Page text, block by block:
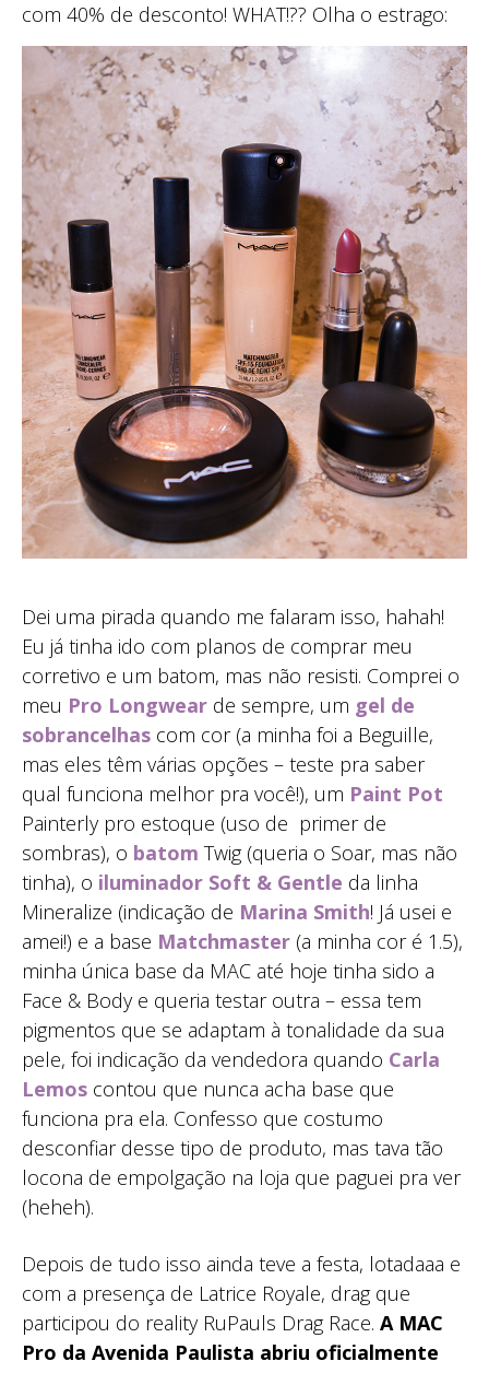
com 40% de desconto! WHAT!?? Olha o estrago:
Dei uma pirada quando me falaram isso, hahah!
Eu já tinha ido com planos de comprar meu
corretivo e um batom, mas não resisti. Comprei o
meu Pro Longwear de sempre, um gel de
sobrancelhas com cor (a minha foi a Beguille,
mas eles têm várias opções – teste pra saber
qual funciona melhor pra você!), um Paint Pot
Painterly pro estoque (uso de primer de
sombras), o batom Twig (queria o Soar, mas não
tinha), o iluminador Soft & Gentle da linha
Mineralize (indicação de Marina Smith! Já usei e
amei!) e a base Matchmaster (a minha cor é 1.5),
minha única base da MAC até hoje tinha sido a
Face & Body e queria testar outra – essa tem
pigmentos que se adaptam à tonalidade da sua
pele, foi indicação da vendedora quando Carla
Lemos contou que nunca acha base que
funciona pra ela. Confesso que costumo
desconfiar desse tipo de produto, mas tava tão
locona de empolgação na loja que paguei pra ver
(heheh).
Depois de tudo isso ainda teve a festa, lotadaaa e
com a presença de Latrice Royale, drag que
participou do reality RuPauls Drag Race. A MAC
Pro da Avenida Paulista abriu oficialmente